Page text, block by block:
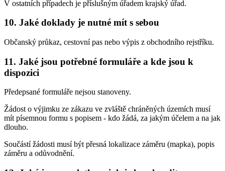
V ostatních případech je příslušným úřadem krajský úřad.
10. Jaké doklady je nutné mít s sebou
Občanský průkaz, cestovní pas nebo výpis z obchodního rejstříku.
11. Jaké jsou potřebné formuláře a kde jsou k
dispozici
Předepsané formuláře nejsou stanoveny.
Žádost o výjimku ze zákazu ve zvláště chráněných územích musí
mít písemnou formu s popisem - kdo žádá, za jakým účelem a na jak
dlouho.
Součástí žádosti musí být přesná lokalizace záměru (mapka), popis
záměru a odůvodnění.